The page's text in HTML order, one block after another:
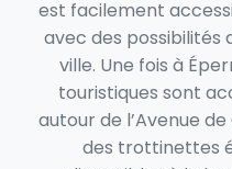
est facilement
avec des possibilités
ville. Une fois à
touristiques sont
autour de l’Avenue
des trottinettes